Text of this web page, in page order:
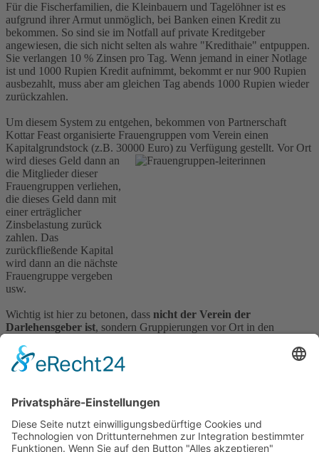
Für die Fischerfamilien, die Kleinbauern und Tagelöhner ist es
aufgrund ihrer Armut unmöglich, bei Banken einen Kredit zu
bekommen. So sind sie im Notfall auf private Kreditgeber
angewiesen, die sich nicht selten als wahre "Kredithaie" entpuppen.
Sie verlangen 10 % Zinsen pro Tag. Wenn jemand in einer Notlage
ist und 1000 Rupien Kredit aufnimmt, bekommt er nur 900 Rupien
ausbezahlt, muss aber am gleichen Tag abends 1000 Rupien wieder
zurückzahlen.
Um diesem System zu entgehen, bekommen von Partnerschaft
Kottar Feast organisierte Frauengruppen vom Verein einen
Kapitalgrundstock (z.B. 30000 Euro) zu Verfügung gestellt. Vor Ort
wird dieses Geld dann an
die Mitglieder dieser
Frauengruppen verliehen,
die dieses Geld dann mit
einer erträglicher
Zinsbelastung zurück
zahlen. Das
zurückfließende Kapital
wird dann an die nächste
Frauengruppe vergeben
usw.
Wichtig ist hier zu betonen, dass nicht der Verein der
Darlehensgeber ist, sondern Gruppierungen vor Ort in den
auch für den Rücklauf. Wenn man so will, entstehen hier erste
genossenschaftliche Strukturen nach dem Vorbild von Raiffeisen.
Distrikts Kanniyakumari, für die Fischerfamilien, die Kleinbauern
Brücke zwischen den Kasten und Religionen.
Diese Kleinkredite sind ein